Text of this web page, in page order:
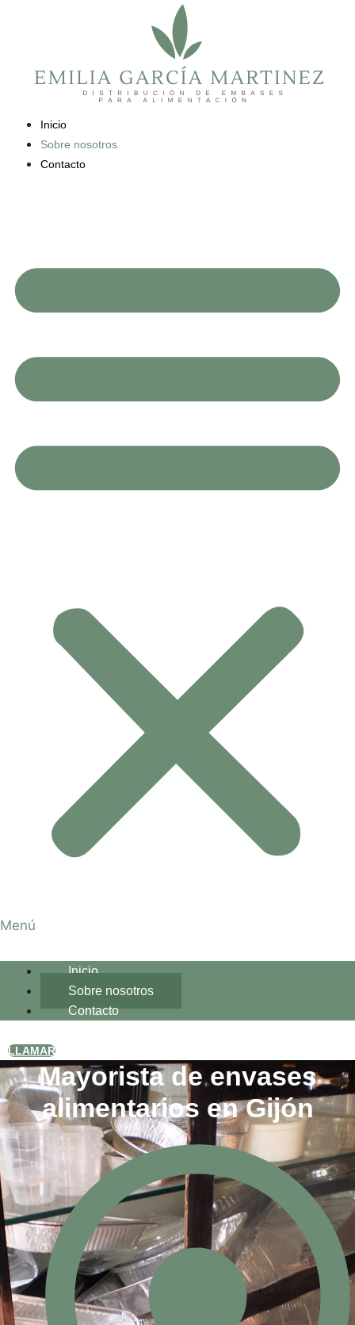
Inicio
Sobre nosotros
Contacto
Menú
Inicio
Sobre nosotros
Contacto
LLAMAR
Mayorista de envases
alimentarios en Gijón